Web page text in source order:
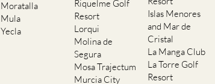
Moratalla
Mula
Yecla
Riquelme Golf
Resort
Lorqui
Molina de
Segura
Mosa Trajectum
Murcia City
Islas Menores
and Mar de
Cristal
La Manga Club
La Torre Golf
Resort